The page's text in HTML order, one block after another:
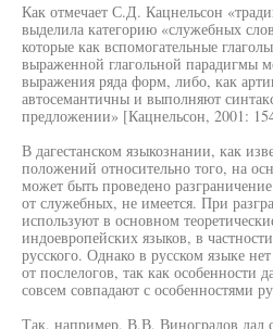
Как отмечает С.Д. Кацнельсон
выделила категорию «служебных
которые как вспомогательные
выраженной глагольной парадигмы
выражения ряда форм, либо, как
автосемантичны и выполняют
предложении» [Кацнельсон, 2001:
В дагестанском языкознании, как
положений относительно того, на
может быть проведено
от служебных, не имеется. При
используют в основном
индоевропейских языков, в
русского. Однако в русском языке
от послелогов, так как особенности
совсем совпадают с особенностями
Так, например, В.В. Виноградов дал